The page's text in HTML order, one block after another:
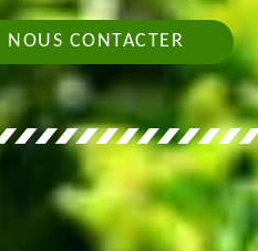
NOUS CONTACTER